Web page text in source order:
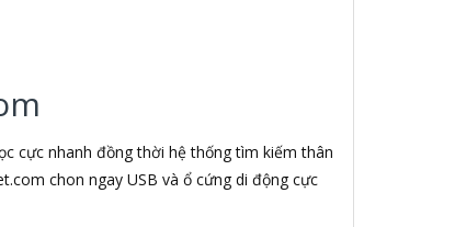
cực nhanh đồng thời hệ thống tìm kiếm thân
chon ngay USB và ổ cứng di động cực